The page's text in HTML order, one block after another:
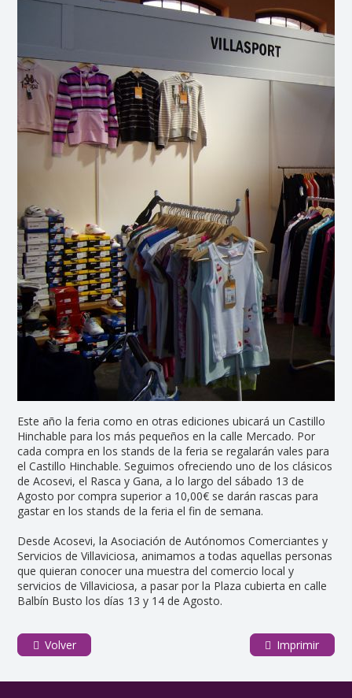
Este año la feria como en otras ediciones ubicará un Castillo
Hinchable para los más pequeños en la calle Mercado. Por
cada compra en los stands de la feria se regalarán vales para
el Castillo Hinchable. Seguimos ofreciendo uno de los clásicos
de Acosevi, el Rasca y Gana, a lo largo del sábado 13 de
Agosto por compra superior a 10,00€ se darán rascas para
gastar en los stands de la feria el fin de semana.
Desde Acosevi, la Asociación de Autónomos Comerciantes y
Servicios de Villaviciosa, animamos a todas aquellas personas
que quieran conocer una muestra del comercio local y
servicios de Villaviciosa, a pasar por la Plaza cubierta en calle
Balbín Busto los días 13 y 14 de Agosto.
Volver Imprimir